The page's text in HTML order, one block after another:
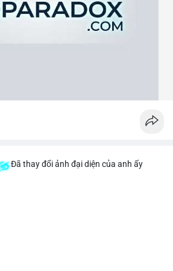
lệnh dựa trên vùng hỗ trợ và kháng cự rõ
Đã thay đổi ảnh đại diện của anh ấy